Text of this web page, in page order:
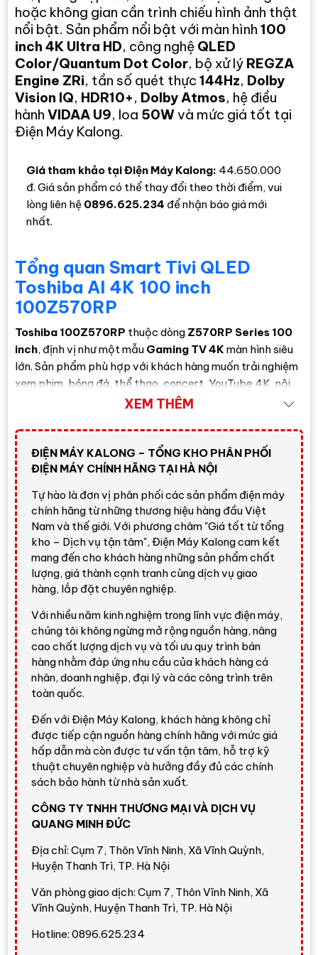
hoặc không gian cần trình chiếu hình ảnh thật
nổi bật. Sản phẩm nổi bật với màn hình100
inch 4K Ultra HD, công nghệ QLED
Color/Quantum Dot Color, bộ xử lý REGZA
Engine ZRi, tần số quét thực144Hz, Dolby
Vision IQ, HDR10+, Dolby Atmos, hệ điều
hànhVIDAA U9, loa 50Wvà mức giá tốt tại
Điện Máy Kalong.
Giá tham khảo tại Điện Máy Kalong: 44.650.000
đ. Giá sản phẩm có thể thay đổi theo thời điểm, vui
lòng liên hệ 0896.625.234 để nhận báo giá mới
nhất.
Tổng quan Smart Tivi QLED
Toshiba AI 4K 100 inch
100Z570RP
Toshiba 100Z570RP thuộc dòng Z570RP Series 100
inch, định vị như một mẫu Gaming TV 4K màn hình siêu
lớn. Sản phẩm phù hợp với khách hàng muốn trải nghiệm
xem phim, bóng đá, thể thao, concert, YouTube 4K, nội
dung HDR, chơi game và trình chiếu trên màn hình cực lớn
LED/OLED kích thước tương đương.
Điểm nổi bật củaSmart Tivi QLED Toshiba AI 4K 100
inch 100Z570RP
nằm ở màn hình 100 inch
4K Ultra HD , tần số quét thực144Hz, bộ xử lýREGZA
Engine ZRi, công nghệAI Picture Optimizer ,AI 4K
Clarity,AI HDR Enhancer,AI Motion Enhancer ,AI
Natural Focus,AI Natural Beauty, FreeSync,VRR,
ALLMvàGame Deck. Đây là lựa chọn rất đáng cân
nhắc cho không gian giải trí cao cấp, phòng họp hoặc
khách hàng thích màn hình siêu lớn.
Đánh giá nhanh từ Điện Máy
Kalong
Nhận định nhanh về Toshiba 100Z570RP
100Z570RPlà lựa chọn nổi bật nếu bạn cần một
chiếc tivi thật lớn để thay thế máy chiếu trong nhiều
tình huống sử dụng gia đình hoặc trình chiếu. So với
nhóm tivi 75-85 inch, màn hình100 inchtạo cảm
giác nhập vai rõ rệt hơn khi xem phim, thể thao,
game và video 4K.
quét144Hz, bộ xử lýREGZA Engine ZRi, hỗ trợ
Dolby Vision, Dolby Vision IQ
Adaptive
Dolby Vision Gaming/HDR10+ Gaming
FreeSync,VRR,ALLM, loa50W, Dolby Atmos
Enhancer, kết nốiHDMI 2.1 x3
XEM THÊM
ĐIỆN MÁY KALONG – TỔNG KHO PHÂN PHỐI
ĐIỆN MÁY CHÍNH HÃNG TẠI HÀ NỘI
Tự hào là đơn vị phân phối các sản phẩm điện máy
chính hãng từ những thương hiệu hàng đầu Việt
Nam và thế giới. Với phương châm "Giá tốt từ tổng
kho – Dịch vụ tận tâm", Điện Máy Kalong cam kết
mang đến cho khách hàng những sản phẩm chất
lượng, giá thành cạnh tranh cùng dịch vụ giao
hàng, lắp đặt chuyên nghiệp.
Với nhiều năm kinh nghiệm trong lĩnh vực điện máy,
chúng tôi không ngừng mở rộng nguồn hàng, nâng
cao chất lượng dịch vụ và tối ưu quy trình bán
hàng nhằm đáp ứng nhu cầu của khách hàng cá
nhân, doanh nghiệp, đại lý và các công trình trên
toàn quốc.
Đến với Điện Máy Kalong, khách hàng không chỉ
được tiếp cận nguồn hàng chính hãng với mức giá
hấp dẫn mà còn được tư vấn tận tâm, hỗ trợ kỹ
thuật chuyên nghiệp và hưởng đầy đủ các chính
sách bảo hành từ nhà sản xuất.
CÔNG TY TNHH THƯƠNG MẠI VÀ DỊCH VỤ
QUANG MINH ĐỨC
Địa chỉ: Cụm 7, Thôn Vĩnh Ninh, Xã Vĩnh Quỳnh,
Huyện Thanh Trì, TP. Hà Nội
Văn phòng giao dịch: Cụm 7, Thôn Vĩnh Ninh, Xã
Vĩnh Quỳnh, Huyện Thanh Trì, TP. Hà Nội
Hotline: 0896.625.234